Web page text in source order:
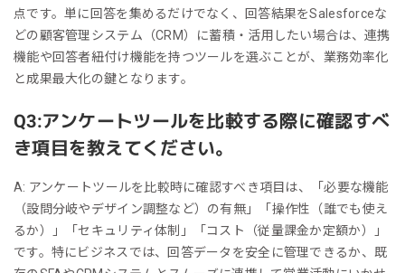
点です。単に回答を集めるだけでなく、回答結果をSalesforceな
どの顧客管理システム（CRM）に蓄積・活用したい場合は、連携
機能や回答者紐付け機能を持つツールを選ぶことが、業務効率化
と成果最大化の鍵となります。
Q3:アンケートツールを比較する際に確認すべ
き項目を教えてください。
A: アンケートツールを比較時に確認すべき項目は、「必要な機能
（設問分岐やデザイン調整など）の有無」「操作性（誰でも使え
るか）」「セキュリティ体制」「コスト（従量課金か定額か）」
です。特にビジネスでは、回答データを安全に管理できるか、既